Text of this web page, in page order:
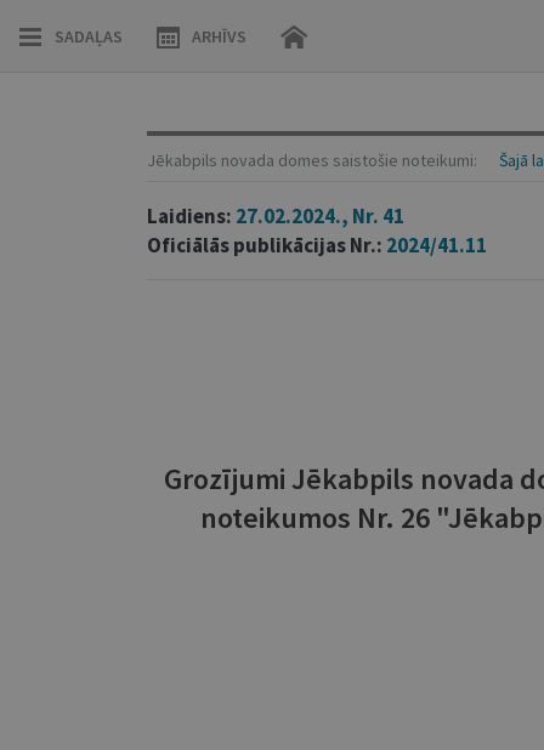
SADAĻAS ARHĪVS
Jēkabpils novada domes saistošie noteikumi: Šajā
Laidiens: 27.02.2024., Nr. 41
Oficiālās publikācijas Nr.: 2024/41.11
Grozījumi Jēkabpils novada
noteikumos Nr. 26